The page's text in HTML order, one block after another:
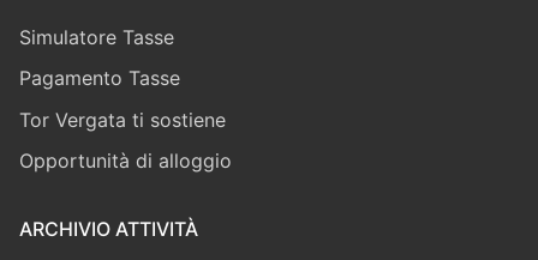
Simulatore Tasse
Pagamento Tasse
Tor Vergata ti sostiene
Opportunità di alloggio
ARCHIVIO ATTIVITÀ